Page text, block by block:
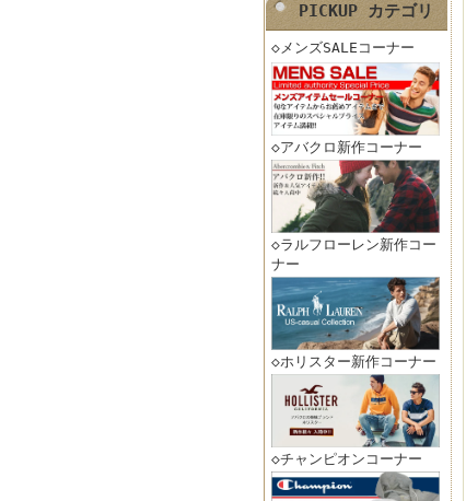
PICKUP カテゴリ
◇メンズSALEコーナー
◇アバクロ新作コーナー
◇ラルフローレン新作コー
ナー
◇ホリスター新作コーナー
◇チャンピオンコーナー